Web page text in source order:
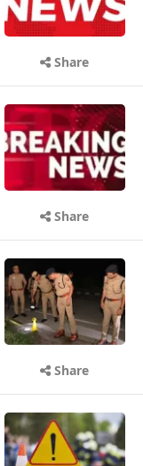
Share
Share
Share